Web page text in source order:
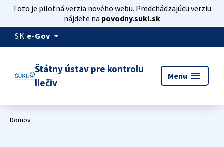
Toto je pilotná verzia nového webu. Predchádzajúcu verziu
nájdete na povodny.sukl.sk
SK e-Gov arrow_drop_down
Štátny ústav pre kontrolu
liečiv
Menu menu
Domov